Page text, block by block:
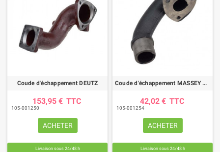
Coude d'échappement DEUTZ
153,95 € TTC
105-001250
ACHETER
Livraison sous 24/48 h
Coude d'échappement MASSEY FERGUSON
42,02 € TTC
105-001254
ACHETER
Livraison sous 24/48 h